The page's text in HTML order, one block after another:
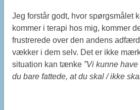
Jeg forstår godt, hvor spørgsmålet
kommer i terapi hos mig, kommer
frustrerede over den andens
vækker i dem selv. Det er ikke
situation kan tænke ”Vi kunne
du bare fattede, at du skal / ikke